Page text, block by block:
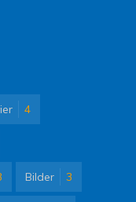
4
Bilder 3